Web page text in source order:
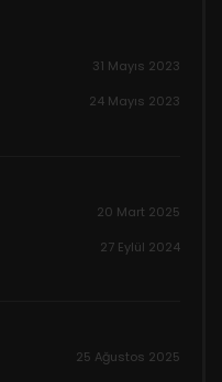
31 Mayıs 2023
24 Mayıs 2023
20 Mart 2025
27 Eylül 2024
25 Ağustos 2025